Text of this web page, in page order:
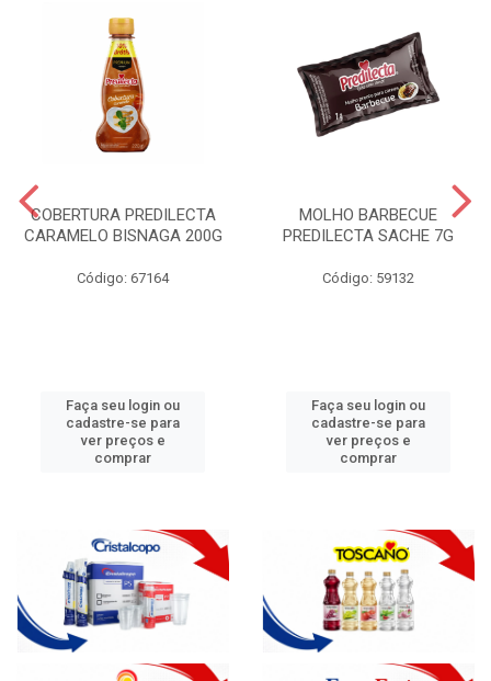
COBERTURA PREDILECTA
CARAMELO BISNAGA 200G
Código: 67164
Faça seu login ou
cadastre-se para
ver preços e
comprar
MOLHO BARBECUE
PREDILECTA SACHE 7G
Código: 59132
Faça seu login ou
cadastre-se para
ver preços e
comprar